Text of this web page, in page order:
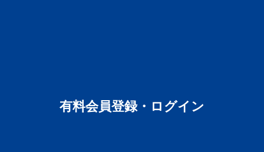
有料会員登録・ログイン